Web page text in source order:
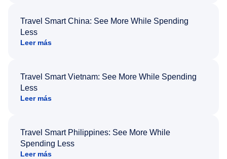
Travel Smart China: See More While Spending
Less
Leer más
Travel Smart Vietnam: See More While Spending
Less
Leer más
Travel Smart Philippines: See More While
Spending Less
Leer más